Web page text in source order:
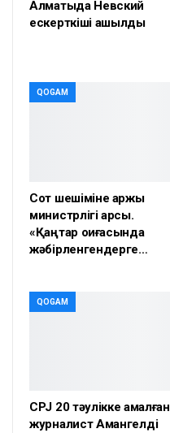
Алматыда Невский
ескерткіші ашылды
QOGAM
Сот шешіміне қаржы
министрлігі қарсы.
«Қаңтар оқиғасында
жәбірленгендерге…
QOGAM
CPJ 20 тәулікке қамалған
журналист Амангелді